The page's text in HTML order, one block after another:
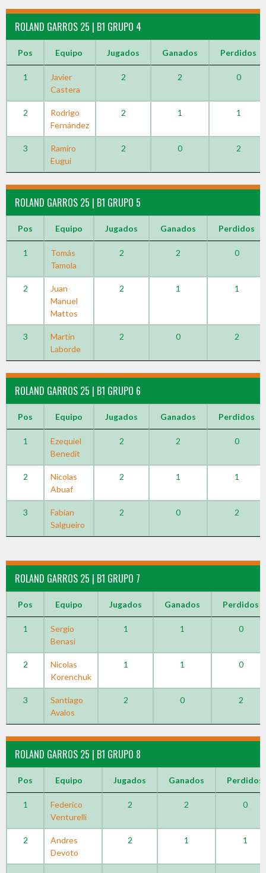
ROLAND GARROS 25 | B1 GRUPO 4
Pos Equipo Jugados Ganados Perdidos
1
Javier
Castera
2 2 0
2
Rodrigo
Fernández
2 1 1
3
Ramiro
Eugui
2 0 2
ROLAND GARROS 25 | B1 GRUPO 5
Pos Equipo Jugados Ganados Perdidos
1
Tomás
Tamola
2 2 0
2
Juan
Manuel
Mattos
2 1 1
3
Martín
Laborde
2 0 2
ROLAND GARROS 25 | B1 GRUPO 6
Pos Equipo Jugados Ganados Perdidos
1
Ezequiel
Benedit
2 2 0
2
Nicolas
Abuaf
2 1 1
3
Fabian
Salgueiro
2 0 2
ROLAND GARROS 25 | B1 GRUPO 7
Pos Equipo Jugados Ganados Perdidos
1
Sergio
Benasi
1 1 0
2
Nicolas
Korenchuk
1 1 0
3
Santiago
Avalos
2 0 2
ROLAND GARROS 25 | B1 GRUPO 8
Pos Equipo Jugados Ganados Perdidos
1
Federico
Venturelli
2 2 0
2
Andres
Devoto
2 1 1